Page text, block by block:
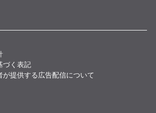
づく表記
が提供する広告配信について